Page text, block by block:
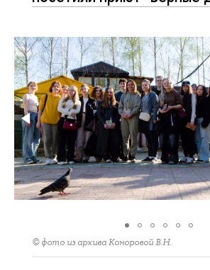
© фото из архива Коноровой В.Н.